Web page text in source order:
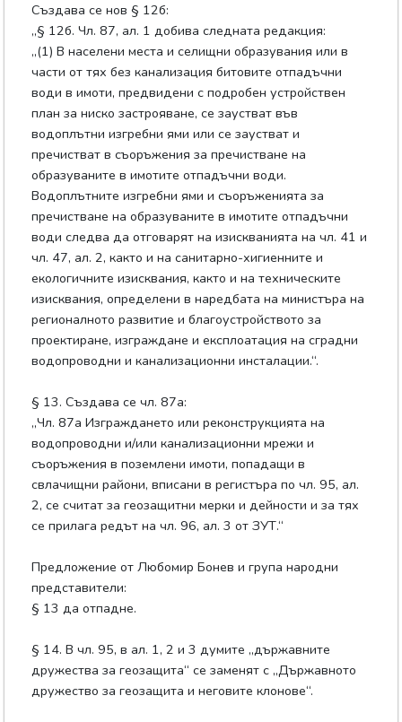
Създава се нов § 12б:
„§ 12б. Чл. 87, ал. 1 добива следната редакция:
„(1) В населени места и селищни образувания или в
части от тях без канализация битовите отпадъчни
води в имоти, предвидени с подробен устройствен
план за ниско застрояване, се заустват във
водоплътни изгребни ями или се заустват и
пречистват в съоръжения за пречистване на
образуваните в имотите отпадъчни води.
Водоплътните изгребни ями и съоръженията за
пречистване на образуваните в имотите отпадъчни
води следва да отговарят на изискванията на чл. 41 и
чл. 47, ал. 2, както и на санитарно-хигиенните и
екологичните изисквания, както и на техническите
изисквания, определени в наредбата на министъра на
регионалното развитие и благоустройството за
проектиране, изграждане и експлоатация на сградни
водопроводни и канализационни инсталации.“.
§ 13. Създава се чл. 87а:
„Чл. 87а Изграждането или реконструкцията на
водопроводни и/или канализационни мрежи и
съоръжения в поземлени имоти, попадащи в
свлачищни райони, вписани в регистъра по чл. 95, ал.
2, се считат за геозащитни мерки и дейности и за тях
се прилага редът на чл. 96, ал. 3 от ЗУТ.“
Предложение от Любомир Бонев и група народни
представители:
§ 13 да отпадне.
§ 14. В чл. 95, в ал. 1, 2 и 3 думите „държавните
дружества за геозащита“ се заменят с „Държавното
дружество за геозащита и неговите клонове“.